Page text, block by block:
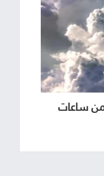
ساعات